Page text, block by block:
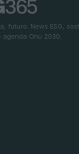
futuro. News ESG,
agenda Onu 2030.